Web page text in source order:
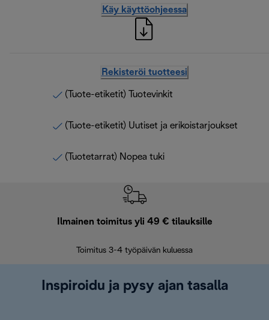
Käy käyttöohjeessa
Rekisteröi tuotteesi
(Tuote-etiketit) Tuotevinkit
(Tuote-etiketit) Uutiset ja erikoistarjoukset
(Tuotetarrat) Nopea tuki
Ilmainen toimitus yli 49 € tilauksille
Toimitus 3-4 työpäivän kuluessa
Inspiroidu ja pysy ajan tasalla